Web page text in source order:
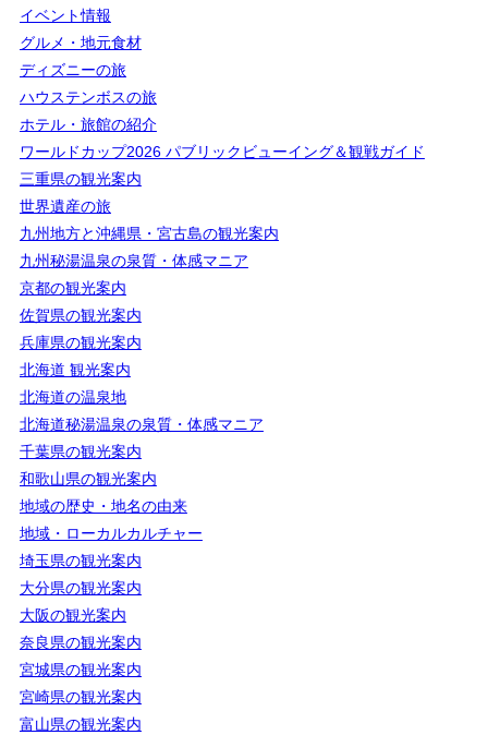
イベント情報
グルメ・地元食材
ディズニーの旅
ハウステンボスの旅
ホテル・旅館の紹介
ワールドカップ2026 パブリックビューイング＆観戦ガイド
三重県の観光案内
世界遺産の旅
九州地方と沖縄県・宮古島の観光案内
九州秘湯温泉の泉質・体感マニア
京都の観光案内
佐賀県の観光案内
兵庫県の観光案内
北海道 観光案内
北海道の温泉地
北海道秘湯温泉の泉質・体感マニア
千葉県の観光案内
和歌山県の観光案内
地域の歴史・地名の由来
地域・ローカルカルチャー
埼玉県の観光案内
大分県の観光案内
大阪の観光案内
奈良県の観光案内
宮城県の観光案内
宮崎県の観光案内
富山県の観光案内